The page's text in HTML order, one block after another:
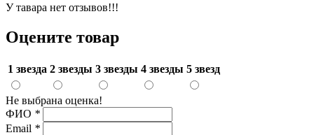
У тавара нет отзывов!!!
Оцените товар
1 звезда 2 звезды 3 звезды 4 звезды 5 звезд
Не выбрана оценка!
ФИО *
Email *